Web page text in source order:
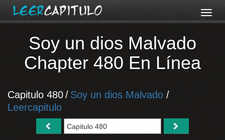
Soy un dios Malvado
Chapter 480 En Línea
Capitulo 480/ Soy un dios Malvado /
Leercapitulo